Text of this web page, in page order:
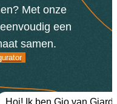
Met onze
een
samen.